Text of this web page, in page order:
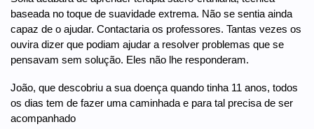
baseada no toque de suavidade extrema. Não se sentia ainda
capaz de o ajudar. Contactaria os professores. Tantas vezes os
ouvira dizer que podiam ajudar a resolver problemas que se
pensavam sem solução. Eles não lhe responderam.
João, que descobriu a sua doença quando tinha 11 anos, todos
os dias tem de fazer uma caminhada e para tal precisa de ser
acompanhado